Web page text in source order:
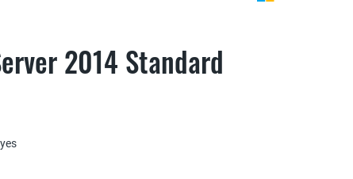
2014 Standard